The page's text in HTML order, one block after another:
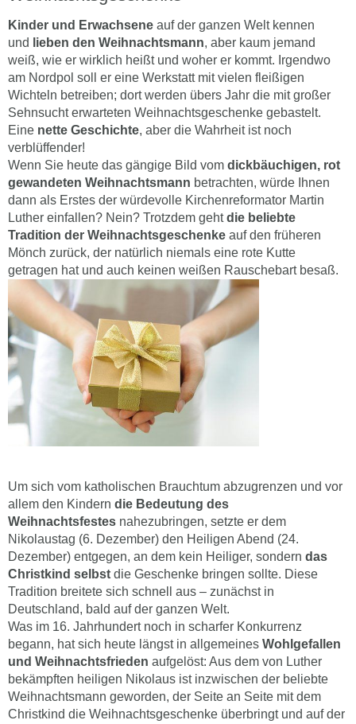
Kinder und Erwachsene auf der ganzen Welt kennen
und
lieben den Weihnachtsmann, aber kaum jemand
weiß, wie er wirklich heißt und woher er kommt. Irgendwo
am Nordpol soll er eine Werkstatt mit vielen fleißigen
Wichteln betreiben; dort werden übers Jahr die mit großer
Sehnsucht erwarteten Weihnachtsgeschenke gebastelt.
Eine nette Geschichte, aber die Wahrheit ist noch
verblüffender!
Wenn Sie heute das gängige Bild vom dickbäuchigen, rot
gewandeten Weihnachtsmann betrachten, würde Ihnen
dann als Erstes der würdevolle Kirchenreformator Martin
Luther einfallen? Nein? Trotzdem gehtdie beliebte
Tradition der Weihnachtsgeschenke auf den früheren
Mönch zurück, der natürlich niemals eine rote Kutte
getragen hat und auch keinen weißen Rauschebart besaß.
Um sich vom katholischen Brauchtum abzugrenzen und vor
allem den Kindern die Bedeutung des
Weihnachtsfestes nahezubringen, setzte er dem
Nikolaustag (6. Dezember) den Heiligen Abend (24.
Dezember) entgegen, an dem kein Heiliger, sondern das
Christkind selbst die Geschenke bringen sollte. Diese
Tradition breitete sich schnell aus – zunächst in
Deutschland, bald auf der ganzen Welt.
Was im 16. Jahrhundert noch in scharfer Konkurrenz
begann, hat sich heute längst in allgemeines Wohlgefallen
und Weihnachtsfrieden aufgelöst: Aus dem von Luther
bekämpften heiligen Nikolaus ist inzwischen der beliebte
Weihnachtsmann geworden, der Seite an Seite mit dem
Christkind die Weihnachtsgeschenke überbringt und auf der